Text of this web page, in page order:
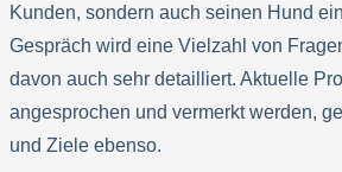
Kunden, sondern auch seinen Hund
Gespräch wird eine Vielzahl von
davon auch sehr detailliert. Aktuelle
angesprochen und vermerkt werden,
und Ziele ebenso.